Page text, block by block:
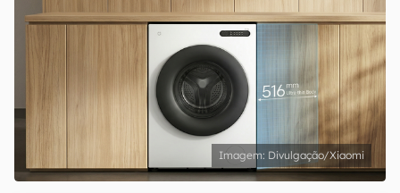
Divulgação/Xiaomi